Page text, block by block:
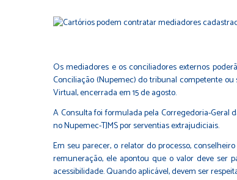
Os mediadores e os conciliadores externos
Conciliação (Nupemec) do tribunal competente ou
Virtual, encerrada em 15 de agosto.
A Consulta foi formulada pela Corregedoria-Geral
no Nupemec-TJMS por serventias extrajudiciais.
Em seu parecer, o relator do processo,
remuneração, ele apontou que o valor deve ser
acessibilidade. Quando aplicável, devem ser